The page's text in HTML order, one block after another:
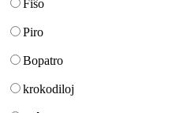
Fiŝo
Piro
Bopatro
krokodiloj